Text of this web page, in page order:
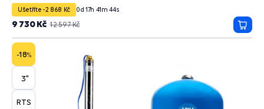
Ušetříte -2 868 Kč 0d 17h 41m 43s
12 597 Kč
9 730 Kč
do
-18%
3"
RTS